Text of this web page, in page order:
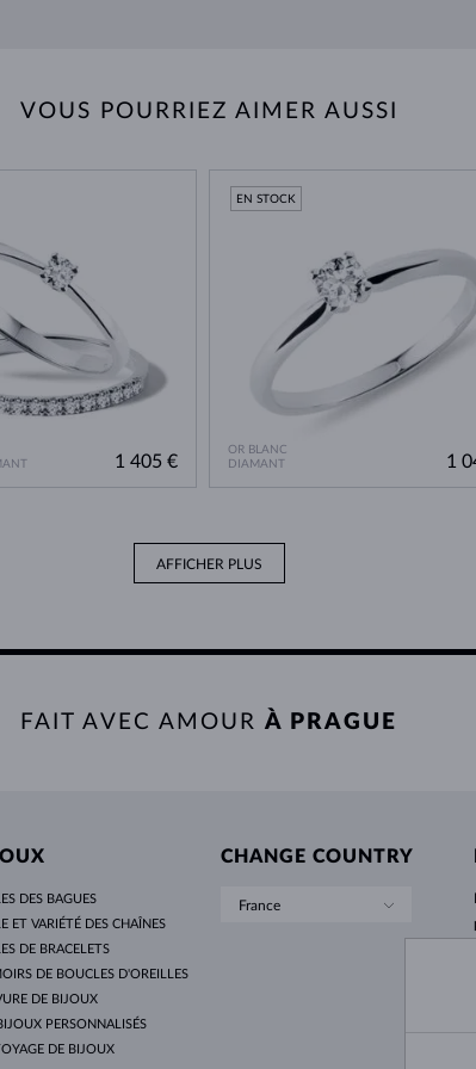
VOUS POURRIEZ AIMER AUSSI
1 405 €
OR BLANC
DIAMANT
EN STOCK
1
AFFICHER PLUS
FAIT AVEC AMOUR À PRAGUE
DES BAGUES
ET VARIÉTÉ DES CHAÎNES
DE BRACELETS
DE BOUCLES D'OREILLES
DE BIJOUX
PERSONNALISÉS
DE BIJOUX
CHANGE COUNTRY
France